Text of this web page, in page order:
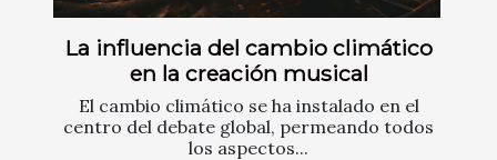
La influencia del cambio climático
en la creación musical
El cambio climático se ha instalado en el
centro del debate global, permeando todos
los aspectos...